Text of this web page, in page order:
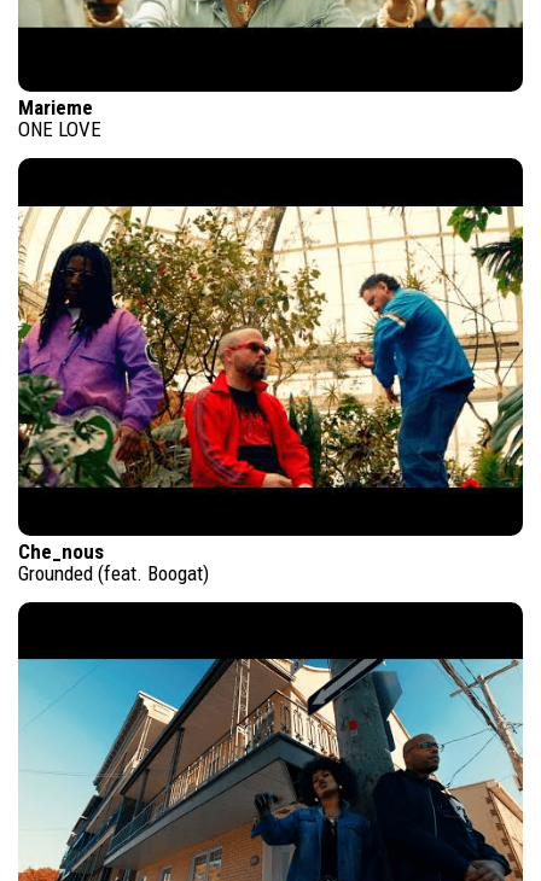
Marieme
ONE LOVE
Che_nous
Grounded (feat. Boogat)